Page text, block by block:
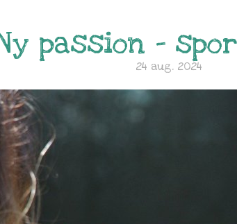
passion -
24 aug. 2024